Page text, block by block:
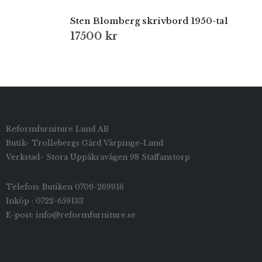
Sten Blomberg skrivbord 1950-tal
17500 kr
Reformfurniture Lund AB
Butik- Trollebergs Gård Värpinge-Lund
Verkstad- Stora Uppåkravägen 98 Staffanstorp
Telefon: Butiken 0709-269916
Inköp : 0722-659133
E-post: info@reformfurniture.se